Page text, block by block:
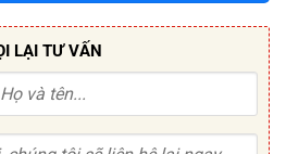
LẠI TƯ VẤN